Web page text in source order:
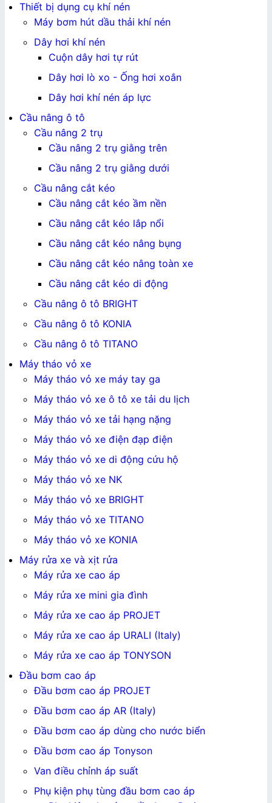
Thiết bị dụng cụ khí nén
Máy bơm hút dầu thải khí nén
Dây hơi khí nén
Cuộn dây hơi tự rút
Dây hơi lò xo - Ống hơi xoắn
Dây hơi khí nén áp lực
Cầu nâng ô tô
Cầu nâng 2 trụ
Cầu nâng 2 trụ giằng trên
Cầu nâng 2 trụ giằng dưới
Cầu nâng cắt kéo
Cầu nâng cắt kéo ầm nền
Cầu nâng cắt kéo lắp nổi
Cầu nâng cắt kéo nâng bụng
Cầu nâng cắt kéo nâng toàn xe
Cầu nâng cắt kéo di động
Cầu nâng ô tô BRIGHT
Cầu nâng ô tô KONIA
Cầu nâng ô tô TITANO
Máy tháo vỏ xe
Máy tháo vỏ xe máy tay ga
Máy tháo vỏ xe ô tô xe tải du lịch
Máy tháo vỏ xe tải hạng nặng
Máy tháo vỏ xe điện đạp điện
Máy tháo vỏ xe di động cứu hộ
Máy tháo vỏ xe NK
Máy tháo vỏ xe BRIGHT
Máy tháo vỏ xe TITANO
Máy tháo vỏ xe KONIA
Máy rửa xe và xịt rửa
Máy rửa xe cao áp
Máy rửa xe mini gia đình
Máy rửa xe cao áp PROJET
Máy rửa xe cao áp URALI (Italy)
Máy rửa xe cao áp TONYSON
Đầu bơm cao áp
Đầu bơm cao áp PROJET
Đầu bơm cao áp AR (Italy)
Đầu bơm cao áp dùng cho nước biển
Đầu bơm cao áp Tonyson
Van điều chỉnh áp suất
Phụ kiện phụ tùng đầu bơm cao áp